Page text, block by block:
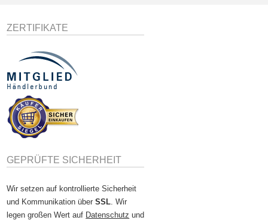
ZERTIFIKATE
GEPRÜFTE SICHERHEIT
Wir setzen auf kontrollierte Sicherheit
und Kommunikation überSSL . Wir
legen großen Wert auf Datenschutz und